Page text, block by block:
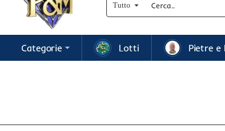
Tutto
Cerca..
Categorie Lotti Pietre e